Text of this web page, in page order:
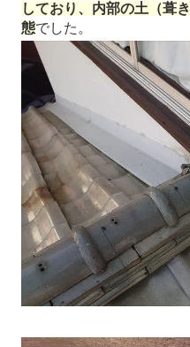
しており、内部の土（葺
態でした。